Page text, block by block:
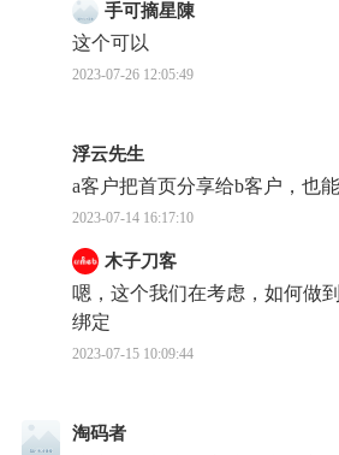
手可摘星陳
这个可以
2023-07-26 12:05:49
浮云先生
a客户把首页分享给b客户，也
2023-07-14 16:17:10
木子刀客
嗯，这个我们在考虑，如何做
绑定
2023-07-15 10:09:44
淘码者